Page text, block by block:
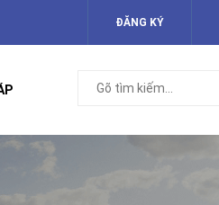
ĐĂNG KÝ